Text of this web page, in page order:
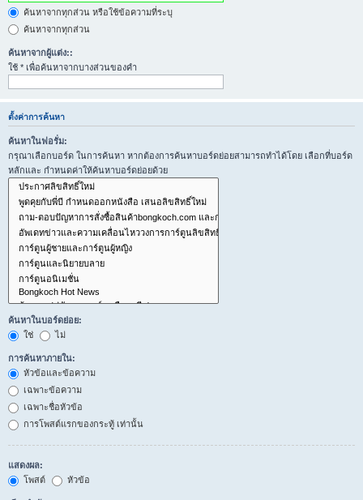
ค้นหาจากทุกส่วน หรือใช้ข้อความที่ระบุ
ค้นหาจากทุกส่วน
ค้นหาจากผู้แต่ง::
ใช้ * เพื่อค้นหาจากบางส่วนของคำ
ตั้งค่าการค้นหา
ค้นหาในฟอรั่ม:
กรุณาเลือกบอร์ด ในการค้นหา หากต้องการค้นหาบอร์ดย่อยสามารถทำได้โดย เลือกที่บอร์ด
หลักและ กำหนดค่าให้ค้นหาบอร์ดย่อยด้วย
ค้นหาในบอร์ดย่อย:
ใช่
ไม่
การค้นหาภายใน:
หัวข้อและข้อความ
เฉพาะข้อความ
เฉพาะชื่อหัวข้อ
การโพสต์แรกของกระทู้ เท่านั้น
แสดงผล:
โพสต์
หัวข้อ